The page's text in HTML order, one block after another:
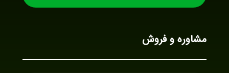
مشاوره و فروش